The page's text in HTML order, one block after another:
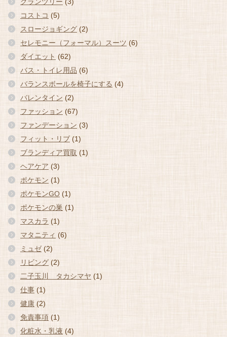
グランツリー (3)
コストコ (5)
スロージョギング (2)
セレモニー（フォーマル）スーツ (6)
ダイエット (62)
バス・トイレ用品 (6)
バランスボールを椅子にする (4)
バレンタイン (2)
ファッション (67)
ファンデーション (3)
フィット・リブ(1)
ブランディア買取 (1)
ヘアケア (3)
ポケモン (1)
ポケモンGO (1)
ポケモンの巣 (1)
マスカラ (1)
マタニティ (6)
ミュゼ (2)
リビング (2)
二子玉川 タカシマヤ (1)
仕事 (1)
健康 (2)
免責事項 (1)
化粧水・乳液 (4)